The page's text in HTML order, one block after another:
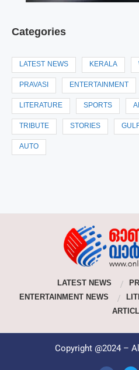
Categories
LATEST NEWS KERALA
PRAVASI ENTERTAINMENT
LITERATURE SPORTS
TRIBUTE STORIES
AUTO
LATEST NEWS
ENTERTAINMENT NEWS
Copyright @2024 –